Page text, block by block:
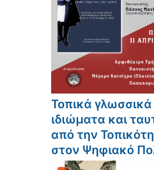
Τοπικά γλωσσικά
ιδιώματα και
από την
στον Ψηφιακό